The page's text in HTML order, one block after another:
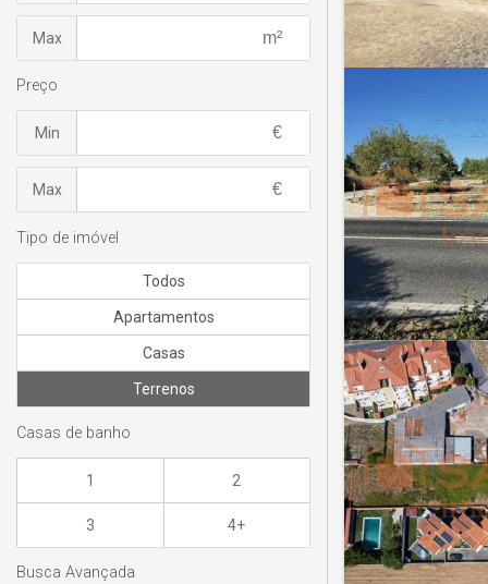
Max
Preço
Min
Max
Tipo de imóvel
Todos
Apartamentos
Casas
Terrenos
Casas de banho
1 2
3 4+
Busca Avançada